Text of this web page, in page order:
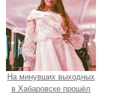
На минувших выходных
в Хабаровске прошёл